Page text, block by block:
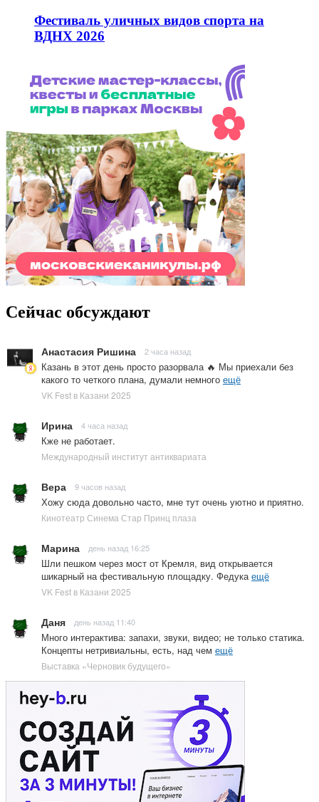
Фестиваль уличных видов спорта на
ВДНХ 2026
Сейчас обсуждают
Анастасия Ришина 2 часа назад
Казань в этот день просто разорвала 🔥 Мы приехали без
какого то четкого плана, думали немного ещё
VK Fest в Казани 2025
Ирина 4 часа назад
Кже не работает.
Международный институт антиквариата
Вера 9 часов назад
Хожу сюда довольно часто, мне тут очень уютно и приятно.
Кинотеатр Синема Стар Принц плаза
Марина день назад 16:25
Шли пешком через мост от Кремля, вид открывается
шикарный на фестивальную площадку. Федука ещё
VK Fest в Казани 2025
Даня день назад 11:40
Много интерактива: запахи, звуки, видео; не только статика.
Концепты нетривиальны, есть, над чем ещё
Выставка «Черновик будущего»